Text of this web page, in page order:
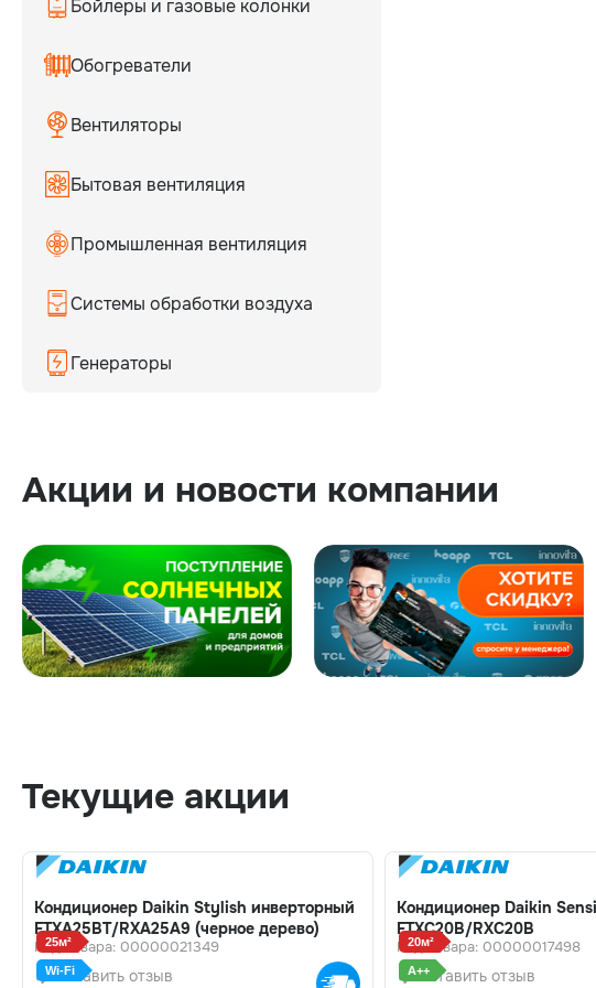
Бойлеры и газовые колонки
Обогреватели
Вентиляторы
Бытовая вентиляция
Промышленная вентиляция
Системы обработки воздуха
Генераторы
Акции и новости компании
Текущие акции
25м²
Wi-Fi
Кондиционер Daikin Stylish инверторный
FTXA25BT/RXA25A9 (черное дерево)
Код товара: 00000021349
Оставить отзыв
20м²
A++
Кондиционер Daikin
FTXC20B/RXC20B
Код товара: 00000017498
Оставить отзыв